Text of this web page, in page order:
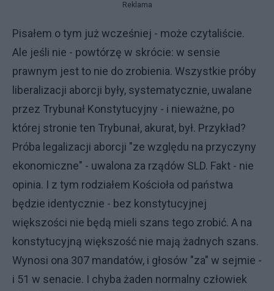
Reklama
Pisałem o tym już wcześniej - może czytaliście.
Ale jeśli nie - powtórzę w skrócie: w sensie
prawnym jest to nie do zrobienia. Wszystkie próby
liberalizacji aborcji były, systematycznie, uwalane
przez Trybunał Konstytucyjny - i nieważne, po
której stronie ten Trybunał, akurat, był. Przykład?
Próba legalizacji aborcji "ze względu na przyczyny
ekonomiczne" - uwalona za rządów SLD. Fakt - nie
opinia. I z tym rodziałem Kościoła od państwa
będzie identycznie - bez konstytucyjnej
większości nie będą mieli szans tego zrobić. A na
konstytucyjną większość nie mają żadnych szans.
Wynosi ona 307 mandatów, i głosów "za" w sejmie -
i 51 w senacie. I chyba żaden normalny człowiek